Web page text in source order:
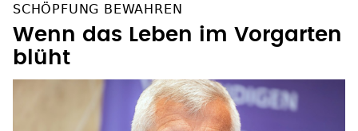
SCHÖPFUNG BEWAHREN
Wenn das Leben im Vorgarten
blüht